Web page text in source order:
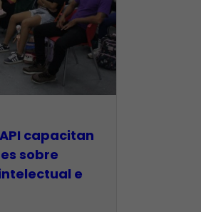
capacitan
sobre
e